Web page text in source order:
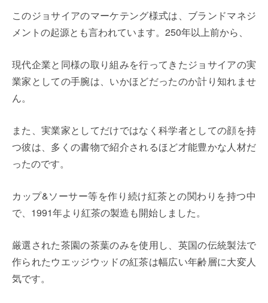
このジョサイアのマーケテング様式は、ブランドマネジ
メントの起源とも言われています。250年以上前から、
現代企業と同様の取り組みを行ってきたジョサイアの実
業家としての手腕は、いかほどだったのか計り知れませ
ん。
また、実業家としてだけではなく科学者としての顔を持
つ彼は、多くの書物で紹介されるほど才能豊かな人材だ
ったのです。
カップ&ソーサー等を作り続け紅茶との関わりを持つ中
で、1991年より紅茶の製造も開始しました。
厳選された茶園の茶葉のみを使用し、英国の伝統製法で
作られたウエッジウッドの紅茶は幅広い年齢層に大変人
気です。